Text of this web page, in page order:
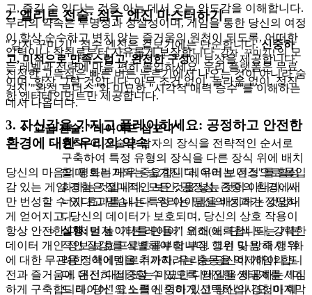
2. 엘리트 전술: 점수 엔진 마스터하기
"감자 꾸미기!" 점수 엔진은 겉보기에는 단순합니다.신중하
고, 미적으로 만족스럽고, 완전한 구성에 보상을 제공합니다.
진정한 고득점은 빠른 버튼 누르기에서 나오는 것이 아니라 숨
겨진 "완성 보너스"와 미묘한 "시각적 매력 승수"를 이해하는
데서 나옵니다.
고급 전술: "레이어드 심포니"
원칙:이 전술은 감자의 장식을 전략적인 순서로
구축하여 특정 유형의 장식을 다른 장식 위에 배치
할 때 트리거되는 숨겨진 "레이어 보너스"를 활성
화하는 것입니다. 모든 것을 넣는 것이 아니라, 시
너지 효과를 내는 특정 아이템을 배치하는 것입니
다.
실행: 먼저 "기본 레이어" 요소(예: 단색 또는 기본
적인 질감)를 식별해야 합니다. 그런 다음 즉시 "화
려한" 아이템을 추가하려는 충동을 억제해야 합니
다. 대신, 대비 또는 미묘한 디테일을 제공하는 "미
드 레이어" 요소를 신중하게 선택하십시오. 마지막
고, 즐길 수 있다는 것을 아는 데서 오는 안도감을 이해합니다.
우리의 약속은 투명성과 성실성이며, 게임을 통한 당신의 여정
이 항상 순수하고 변치 않는 즐거움의 원천이 되도록, 어떠한
압력이나 착취로부터 자유롭게 보장합니다.감자 꾸미기!의 모
든 레벨과 전략에 마음 편히 몰입하세요. 우리 플랫폼은 무료
이며, 항상 그럴 것입니다. 아무 조건 없이, 놀라움 없이, 정직
한 엔터테인먼트만 제공합니다.
3. 자신감을 가지고 플레이하세요: 공정하고 안전한
환경에 대한 우리의 약속
당신의 마음의 평화는 매우 중요합니다. 우리는 진정으로 몰입
감 있는 게임 경험은 절대적인 보안, 공정성, 존중의 환경에서
만 번성할 수 있다고 믿습니다. 우리는 당신의 성과가 정당하
게 얻어지고, 당신의 데이터가 보호되며, 당신의 상호 작용이
항상 안전한 디지털 놀이터를 만들기 위해 노력합니다. 강력한
데이터 개인 정보 보호 프로토콜부터 부정 행위 및 방해 행위
에 대한 무관용 정책에 이르기까지, 우리는 당신이 게임의 도
전과 즐거움에 온전히 집중할 수 있도록 안전한 생태계를 세심
하게 구축합니다. 당신의 노력이 의미 있고 당신의 경험이 훼